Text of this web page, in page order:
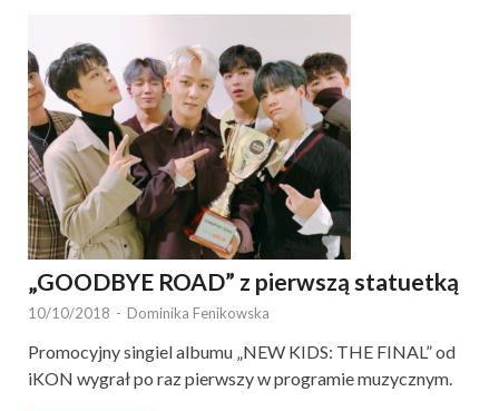
„GOODBYE ROAD” z pierwszą statuetką
10/10/2018 - Dominika Fenikowska
Promocyjny singiel albumu „NEW KIDS: THE FINAL” od
iKON wygrał po raz pierwszy w programie muzycznym.